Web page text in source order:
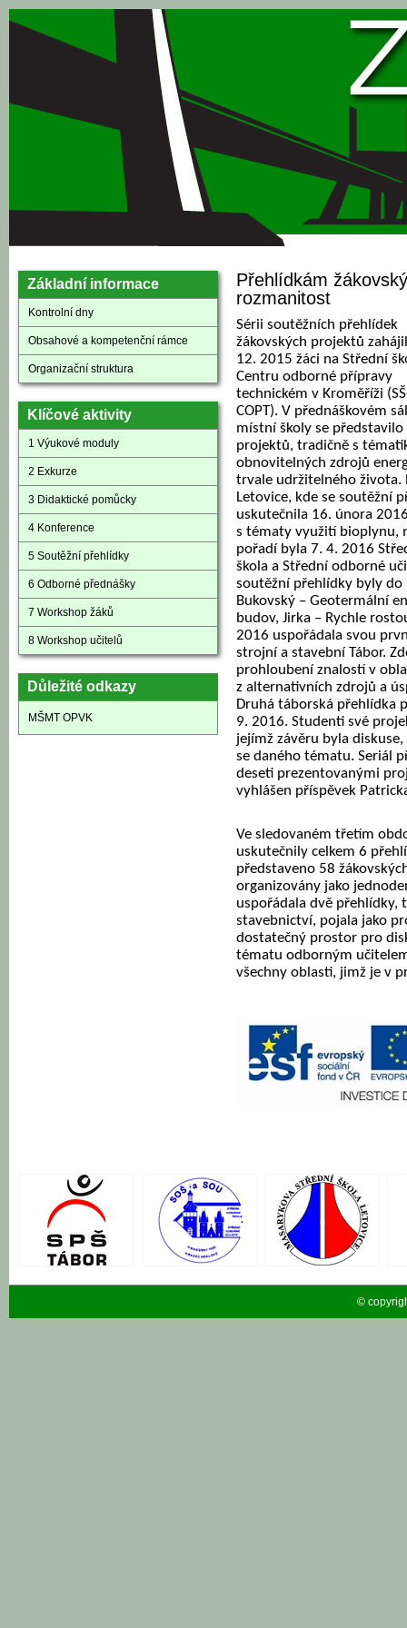
Přejít k hlavnímu obsahu
Základní informace
Kontrolní dny
Obsahové a kompetenční rámce
Organizační struktura
Klíčové aktivity
1 Výukové moduly
2 Exkurze
3 Didaktické pomůcky
4 Konference
5 Soutěžní přehlídky
6 Odborné přednášky
7 Workshop žáků
8 Workshop učitelů
Důležité odkazy
MŠMT OPVK
Přehlídkám
rozmanitost
Sérii soutěžních přehlídek
žákovských projektů
12. 2015 žáci na Střední
Centru odborné přípravy
technickém v Kroměříži
COPT). V přednáškovém
místní školy se představilo
projektů, tradičně s
obnovitelných zdrojů
trvale udržitelného života.
Letovice, kde se soutěžní
uskutečnila 16. února
s tématy využití bioplynu,
pořadí byla 7. 4. 2016
škola a Střední odborné
soutěžní přehlídky byly do
Bukovský – Geotermální
budov, Jirka – Rychle
2016 uspořádala svou
strojní a stavební Tábor.
prohloubení znalostí v
z alternativních zdrojů a
Druhá táborská přehlídka
9. 2016. Studenti své
jejímž závěru byla
se daného tématu. Seriál
deseti prezentovanými
vyhlášen příspěvek
Ve sledovaném třetím
uskutečnily celkem 6
představeno 58
organizovány jako
uspořádala dvě přehlídky,
stavebnictví, pojala jako
dostatečný prostor pro
tématu odborným
všechny oblasti, jimž je v
©